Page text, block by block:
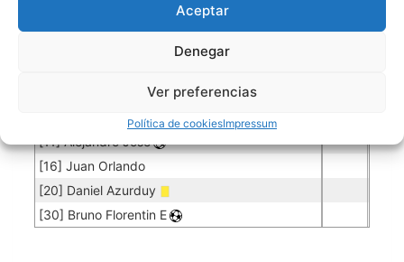
Aceptar
Denegar
Ver preferencias
Política de cookiesImpressum
Jugador
Puntuación
[10] Roger Paul
[11] Alejandro Jose
[16] Juan Orlando
[20] Daniel Azurduy
[30] Bruno Florentin E